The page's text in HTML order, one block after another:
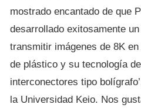
mostrado encantado de que
desarrollado exitosamente
transmitir imágenes de 8K
de plástico y su tecnología
interconectores tipo
la Universidad Keio. Nos